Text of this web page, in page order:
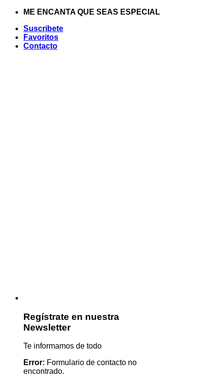
Saltar
contenido
ME ENCANTA QUE SEAS ESPECIAL
Suscribete
Favoritos
Contacto
Regístrate en nuestra
Newsletter
Te informamos de todo
Error: Formulario de contacto no
encontrado.